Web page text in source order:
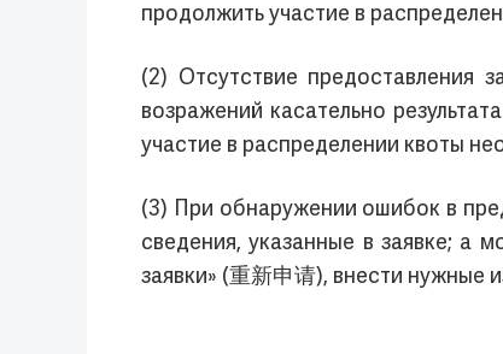
продолжить участие в
(2) Отсутствие предоставления
возражений касательно
участие в распределении квоты
(3) При обнаружении ошибок в
сведения, указанные в заявке; а
заявки» (重新申请), внести нужные